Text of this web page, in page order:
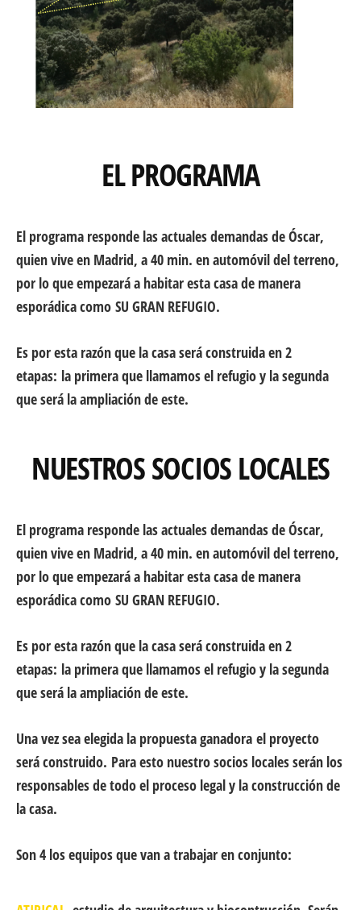
EL PROGRAMA
El programa responde las actuales demandas de Óscar,
quien vive en Madrid, a 40 min. en automóvil del terreno,
por lo que empezará a habitar esta casa de manera
esporádica como SU GRAN REFUGIO.
Es por esta razón que la casa será construida en 2
etapas: la primera que llamamos el refugio y la segunda
que será la ampliación de este.
NUESTROS SOCIOS LOCALES
El programa responde las actuales demandas de Óscar,
quien vive en Madrid, a 40 min. en automóvil del terreno,
por lo que empezará a habitar esta casa de manera
esporádica como SU GRAN REFUGIO.
Es por esta razón que la casa será construida en 2
etapas: la primera que llamamos el refugio y la segunda
que será la ampliación de este.
Una vez sea elegida la propuesta ganadora el proyecto
será construido. Para esto nuestro socios locales serán los
responsables de todo el proceso legal y la construcción de
la casa.
Son 4 los equipos que van a trabajar en conjunto: